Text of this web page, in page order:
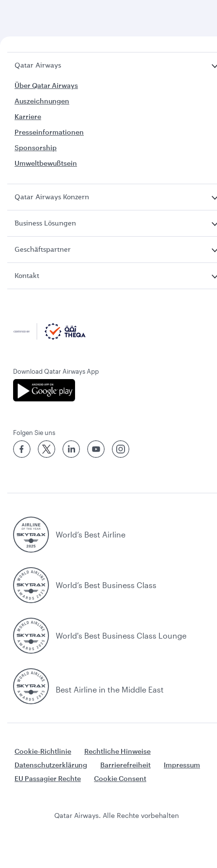
Qatar Airways
Über Qatar Airways
Auszeichnungen
Karriere
Presseinformationen
Sponsorship
Umweltbewußtsein
Qatar Airways Konzern
Business Lösungen
Geschäftspartner
Kontakt
Download Qatar Airways App
Folgen Sie uns
World’s Best Airline
World’s Best Business Class
World's Best Business Class Lounge
Best Airline in the Middle East
Cookie-Richtlinie
Rechtliche Hinweise
Datenschutzerklärung
Barrierefreiheit
Impressum
EU Passagier Rechte
Cookie Consent
Qatar Airways. Alle Rechte vorbehalten